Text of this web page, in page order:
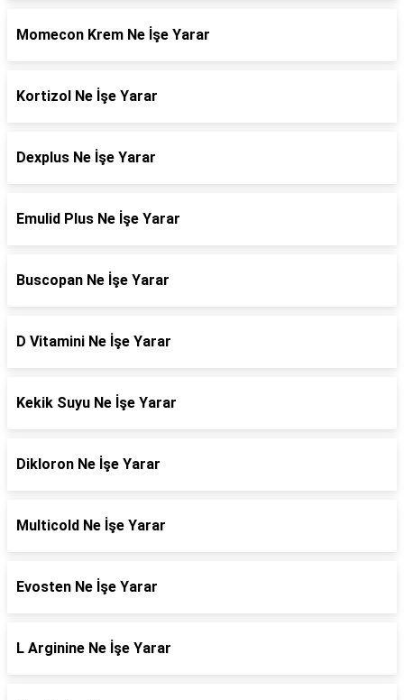
Momecon Krem Ne İşe Yarar
Kortizol Ne İşe Yarar
Dexplus Ne İşe Yarar
Emulid Plus Ne İşe Yarar
Buscopan Ne İşe Yarar
D Vitamini Ne İşe Yarar
Kekik Suyu Ne İşe Yarar
Dikloron Ne İşe Yarar
Multicold Ne İşe Yarar
Evosten Ne İşe Yarar
L Arginine Ne İşe Yarar